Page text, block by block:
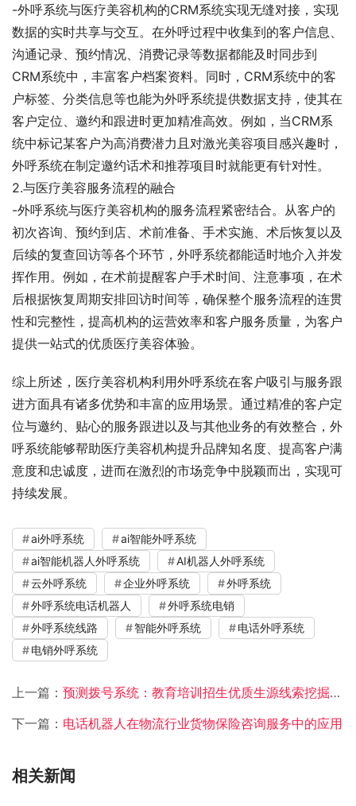
-外呼系统与医疗美容机构的CRM系统实现无缝对接，实现
数据的实时共享与交互。在外呼过程中收集到的客户信息、
沟通记录、预约情况、消费记录等数据都能及时同步到
CRM系统中，丰富客户档案资料。同时，CRM系统中的客
户标签、分类信息等也能为外呼系统提供数据支持，使其在
客户定位、邀约和跟进时更加精准高效。例如，当CRM系
统中标记某客户为高消费潜力且对激光美容项目感兴趣时，
外呼系统在制定邀约话术和推荐项目时就能更有针对性。
2.与医疗美容服务流程的融合
-外呼系统与医疗美容机构的服务流程紧密结合。从客户的
初次咨询、预约到店、术前准备、手术实施、术后恢复以及
后续的复查回访等各个环节，外呼系统都能适时地介入并发
挥作用。例如，在术前提醒客户手术时间、注意事项，在术
后根据恢复周期安排回访时间等，确保整个服务流程的连贯
性和完整性，提高机构的运营效率和客户服务质量，为客户
提供一站式的优质医疗美容体验。
综上所述，医疗美容机构利用外呼系统在客户吸引与服务跟
进方面具有诸多优势和丰富的应用场景。通过精准的客户定
位与邀约、贴心的服务跟进以及与其他业务的有效整合，外
呼系统能够帮助医疗美容机构提升品牌知名度、提高客户满
意度和忠诚度，进而在激烈的市场竞争中脱颖而出，实现可
持续发展。
ai外呼系统
ai智能外呼系统
ai智能机器人外呼系统
AI机器人外呼系统
云外呼系统
企业外呼系统
外呼系统
外呼系统电话机器人
外呼系统电销
外呼系统线路
智能外呼系统
电话外呼系统
电销外呼系统
上一篇： 预测拨号系统：教育培训招生优质生源线索挖掘的新引擎
下一篇： 电话机器人在物流行业货物保险咨询服务中的应用
相关新闻